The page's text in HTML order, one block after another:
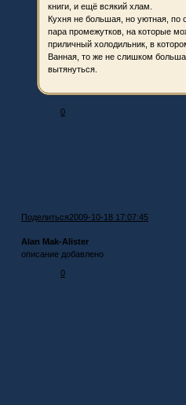
книги, и ещё всякий хлам.
Кухня не большая, но уютная, по
пара промежутков, на которые
приличный холодильник, в
Ванная, то же не слишком
вытянуться.
0
Поделиться2009-10-18 17:07:45
Alan Mak-Alister
описание добавлено
0